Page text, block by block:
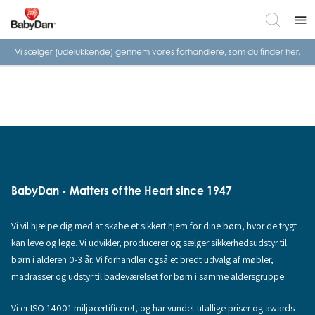
menu
Vi sælger (udelukkende) gennem vores forhandlere, som du finder her.
BabyDan - Matters of the Heart since 1947
Vi vil hjælpe dig med at skabe et sikkert hjem for dine børn, hvor de trygt
kan leve og lege. Vi udvikler, producerer og sælger sikkerhedsudstyr til
børn i alderen 0-3 år. Vi forhandler også et bredt udvalg af møbler,
madrasser og udstyr til badeværelset for børn i samme aldersgruppe.
Vi er ISO 14001 miljøcertificeret, og har vundet utallige priser og awards